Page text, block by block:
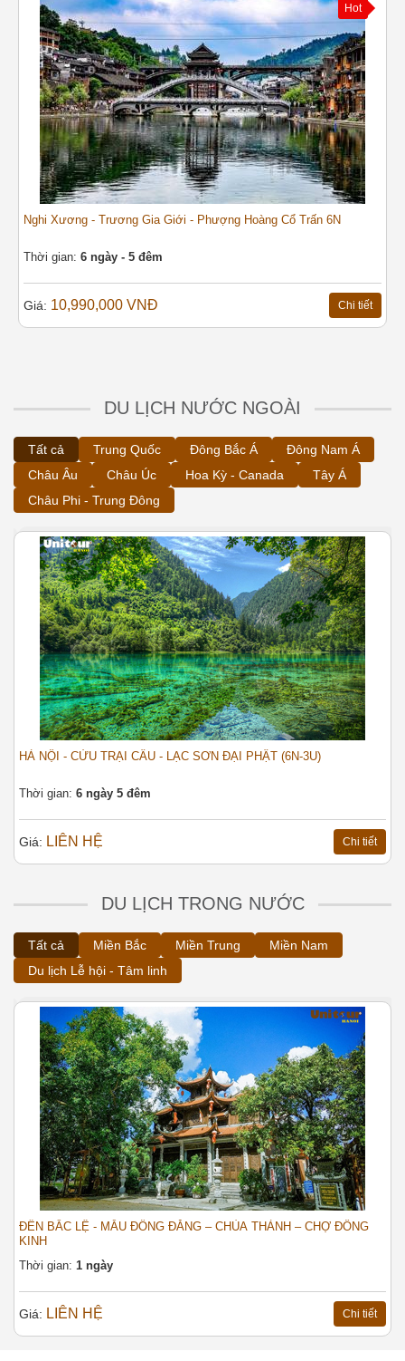
Hot
Nghi Xương - Trương Gia Giới - Phượng Hoàng Cổ Trấn 6N
Thời gian: 6 ngày - 5 đêm
Giá: 10,990,000 VNĐ Chi tiết
DU LỊCH NƯỚC NGOÀI
Tất cả Trung Quốc Đông Bắc Á
Đông Nam Á
Châu Âu
Châu Úc Hoa Kỳ - Canada
Tây Á
Châu Phi - Trung Đông
HÀ NỘI - CỬU TRẠI CÂU - LẠC SƠN ĐẠI PHẬT (6N-3U)
Thời gian: 6 ngày 5 đêm
Giá: LIÊN HỆ Chi tiết
DU LỊCH TRONG NƯỚC
Tất cả Miền Bắc Miền Trung
Miền Nam
Du lịch Lễ hội - Tâm linh
ĐỀN BẮC LỆ - MẪU ĐỒNG ĐĂNG – CHÙA THÀNH – CHỢ ĐÔNG
KINH
Thời gian: 1 ngày
Giá: LIÊN HỆ Chi tiết